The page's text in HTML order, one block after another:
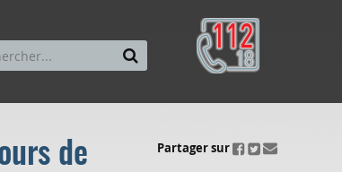
de
ui.fo.accessibility.echappement.partage
Partager sur